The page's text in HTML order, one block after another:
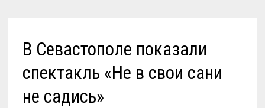
В Севастополе показали
спектакль «Не в свои сани
не садись»